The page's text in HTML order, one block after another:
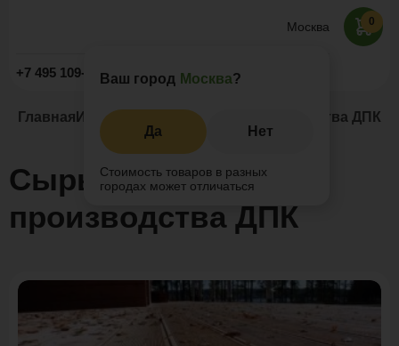
Москва
Ваш город Москва?
Да Нет
Стоимость товаров в разных
городах может отличаться
+7 495 109-52-09 Заказать звонок
0
Главная Инжиниринг Сырье для производства ДПК
Сырье для
производства ДПК